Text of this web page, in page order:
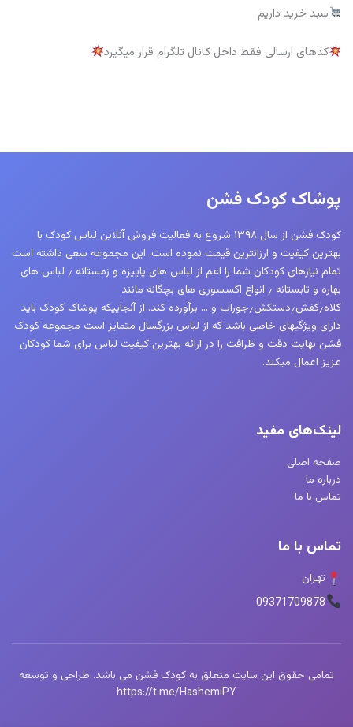
سبد خرید داریم
کدهای ارسالی فقط داخل کانال تلگرام قرار میگیرد
پوشاک کودک فشن
کودک فشن از سال ۱۳۹۸ شروع به فعالیت فروش آنلاین لباس کودک با
بهترین کیفیت و ارزانترین قیمت نموده است. این مجموعه سعی داشته است
تمام نیازهای کودکان شما را اعم از لباس های پاییزه و زمستانه ٫ لباس های
بهاره و تابستانه ٫ انواع اکسسوری های بچگانه مانند
کلاه٫کفش٫دستکش٫جوراب و … برآورده کند. از آنجاییکه پوشاک کودک باید
دارای ویژگیهای خاصی باشد که از لباس بزرگسال متمایز است مجموعه کودک
فشن نهایت دقت و ظرافت را در ارائه بهترین کیفیت لباس برای شما کودکان
عزیز اعمال میکند.
لینک‌های مفید
صفحه اصلی
درباره ما
تماس با ما
تماس با ما
تهران
09371709878
تمامی حقوق این سایت متعلق به کودک فشن می باشد. طراحی و توسعه
https://t.me/HashemiPY